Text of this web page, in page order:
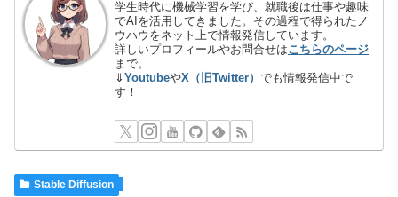
学生時代に機械学習を学び、就職後は仕事や趣味
でAIを活用してきました。その過程で得られたノ
ウハウをネット上で情報発信しています。
詳しいプロフィールやお問合せはこちらのページ
まで。
⇓ YoutubeやX（旧Twitter）でも情報発信中で
す！
Stable Diffusion